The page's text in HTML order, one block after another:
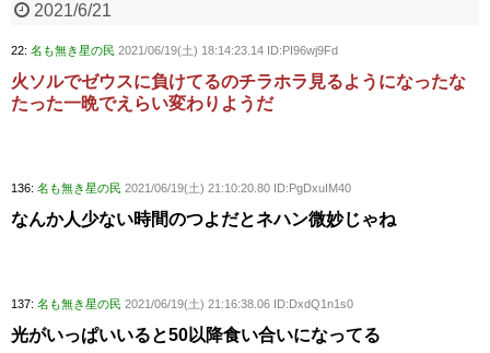
2021/6/21
22: 名も無き星の民 2021/06/19(土) 18:14:23.14 ID:PI96wj9Fd
火ソルでゼウスに負けてるのチラホラ見るようになったな
たった一晩でえらい変わりようだ
136: 名も無き星の民 2021/06/19(土) 21:10:20.80 ID:PgDxuIM40
なんか人少ない時間のつよだとネハン微妙じゃね
137: 名も無き星の民 2021/06/19(土) 21:16:38.06 ID:DxdQ1n1s0
光がいっぱいいると50以降食い合いになってる